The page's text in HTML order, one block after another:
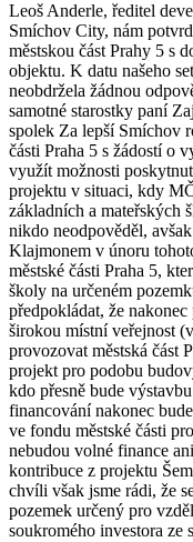
Leoš Anderle, ředitel
Smíchov City, nám
městskou část Prahy 5 s
objektu. K datu našeho
neobdržela žádnou
samotné starostky paní
spolek Za lepší Smíchov
části Praha 5 s žádostí o
využít možnosti
projektu v situaci, kdy
základních a mateřských
nikdo neodpověděl,
Klajmonem v únoru
městské části Praha 5,
školy na určeném
předpokládat, že
širokou místní veřejnost
provozovat městská část
projekt pro podobu
kdo přesně bude
financování nakonec
ve fondu městské části
nebudou volné finance
kontribuce z projektu
chvíli však jsme rádi, že
pozemek určený pro
soukromého investora ze